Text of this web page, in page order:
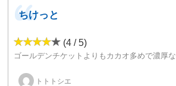
ちけっと
(4 / 5)
トトトシエ